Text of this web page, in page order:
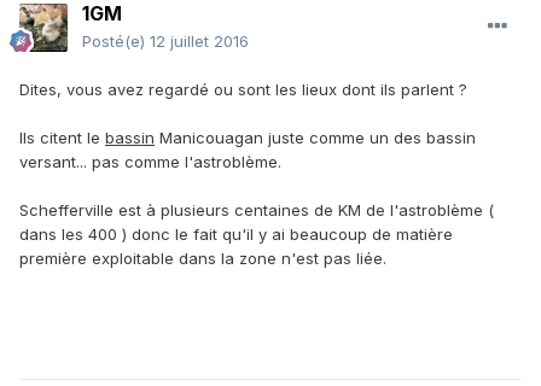
1GM
Posté(e) 12 juillet 2016
Dites, vous avez regardé ou sont les lieux dont ils parlent ?
Ils citent le bassin Manicouagan juste comme un des bassin
versant... pas comme l'astroblème.
Schefferville est à plusieurs centaines de KM de l'astroblème (
dans les 400 ) donc le fait qu'il y ai beaucoup de matière
première exploitable dans la zone n'est pas liée.